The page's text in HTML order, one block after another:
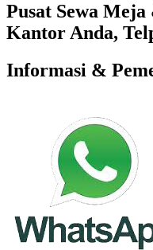
Pusat Sewa
Kantor Anda,
Informasi &